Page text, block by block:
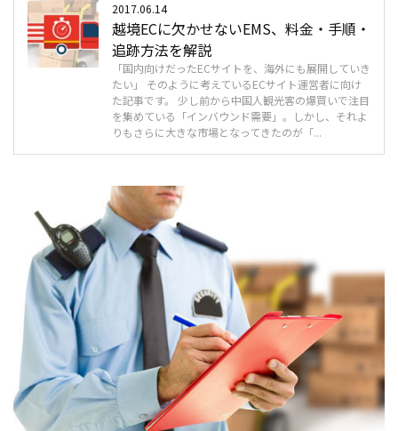
2017.06.14
越境ECに欠かせないEMS、料金・手順・
追跡方法を解説
「国内向けだったECサイトを、海外にも展開していき
たい」 そのように考えているECサイト運営者に向け
た記事です。 少し前から中国人観光客の爆買いで注目
を集めている「インバウンド需要」。しかし、それよ
りもさらに大きな市場となってきたのが「...